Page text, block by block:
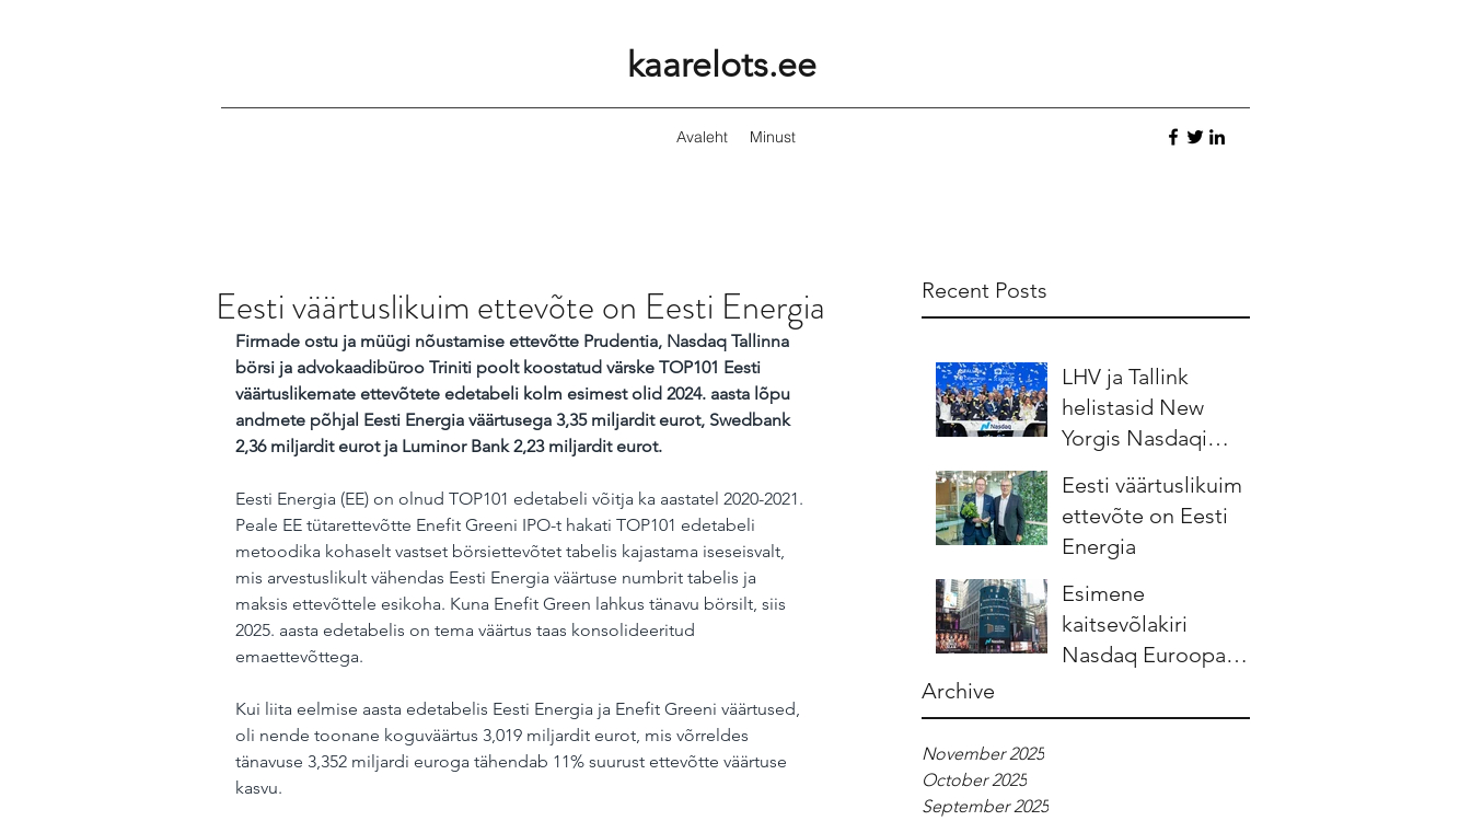
kaarelots.ee
Avaleht Minust
Recent Posts
LHV ja Tallink
helistasid New
Yorgis Nasdaqi
Eesti väärtuslikuim
ettevõte on Eesti
Energia
Esimene
kaitsevõlakiri
Nasdaq Euroopa
Leedust
Archive
November 2025
October 2025
September 2025
Eesti väärtuslikuim ettevõte on Eesti Energia
Firmade ostu ja müügi nõustamise ettevõtte Prudentia, Nasdaq Tallinna
börsi ja advokaadibüroo Triniti poolt koostatud värske TOP101 Eesti
väärtuslikemate ettevõtete edetabeli kolm esimest olid 2024. aasta lõpu
andmete põhjal Eesti Energia väärtusega 3,35 miljardit eurot, Swedbank
2,36 miljardit eurot ja Luminor Bank 2,23 miljardit eurot.
Eesti Energia (EE) on olnud TOP101 edetabeli võitja ka aastatel 2020-2021.
Peale EE tütarettevõtte Enefit Greeni IPO-t hakati TOP101 edetabeli
metoodika kohaselt vastset börsiettevõtet tabelis kajastama iseseisvalt,
mis arvestuslikult vähendas Eesti Energia väärtuse numbrit tabelis ja
maksis ettevõttele esikoha. Kuna Enefit Green lahkus tänavu börsilt, siis
2025. aasta edetabelis on tema väärtus taas konsolideeritud
emaettevõttega.
Kui liita eelmise aasta edetabelis Eesti Energia ja Enefit Greeni väärtused,
oli nende toonane koguväärtus 3,019 miljardit eurot, mis võrreldes
tänavuse 3,352 miljardi euroga tähendab 11% suurust ettevõtte väärtuse
kasvu.